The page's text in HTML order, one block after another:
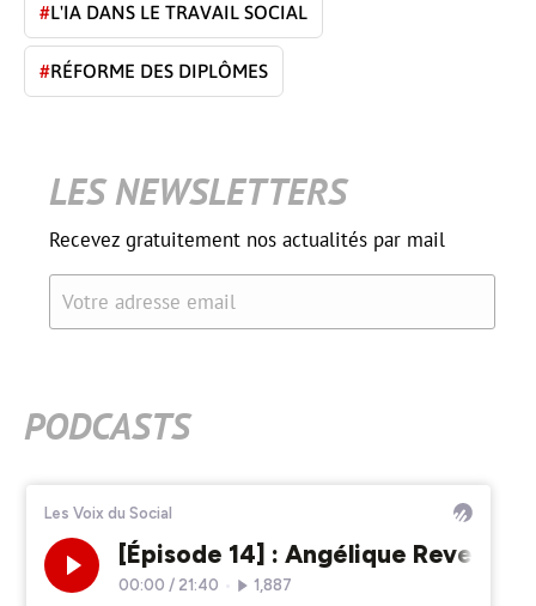
#L'IA DANS LE TRAVAIL SOCIAL
#RÉFORME DES DIPLÔMES
LES NEWSLETTERS
Recevez gratuitement nos actualités par mail
Votre adresse email
PODCASTS